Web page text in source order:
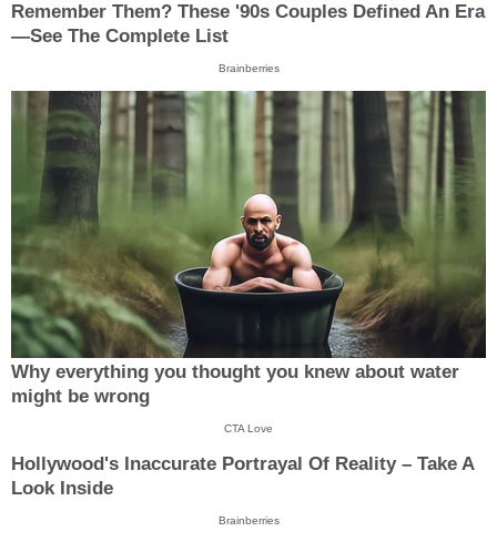
Remember Them? These '90s Couples Defined An Era
—See The Complete List
Brainberries
Why everything you thought you knew about water
might be wrong
CTA Love
Hollywood's Inaccurate Portrayal Of Reality – Take A
Look Inside
Brainberries